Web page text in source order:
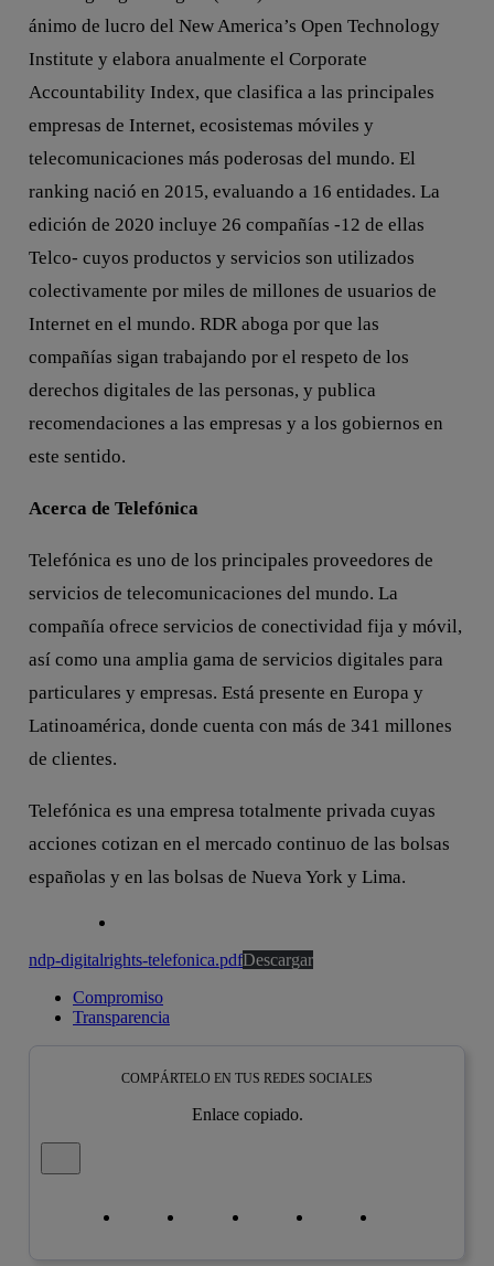
ánimo de lucro del New America’s Open Technology
Institute y elabora anualmente el Corporate
Accountability Index, que clasifica a las principales
empresas de Internet, ecosistemas móviles y
telecomunicaciones más poderosas del mundo. El
ranking nació en 2015, evaluando a 16 entidades. La
edición de 2020 incluye 26 compañías -12 de ellas
Telco- cuyos productos y servicios son utilizados
colectivamente por miles de millones de usuarios de
Internet en el mundo. RDR aboga por que las
compañías sigan trabajando por el respeto de los
derechos digitales de las personas, y publica
recomendaciones a las empresas y a los gobiernos en
este sentido.
Acerca de Telefónica
Telefónica es uno de los principales proveedores de
servicios de telecomunicaciones del mundo. La
compañía ofrece servicios de conectividad fija y móvil,
así como una amplia gama de servicios digitales para
particulares y empresas. Está presente en Europa y
Latinoamérica, donde cuenta con más de 341 millones
de clientes.
Telefónica es una empresa totalmente privada cuyas
acciones cotizan en el mercado continuo de las bolsas
españolas y en las bolsas de Nueva York y Lima.
ndp-digitalrights-telefonica.pdfDescargar
Compromiso
Transparencia
COMPÁRTELO EN TUS REDES SOCIALES
Enlace copiado.